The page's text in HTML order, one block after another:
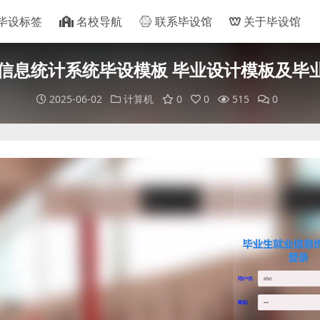
设标签 名校导航 联系毕设馆 关于毕设馆
息统计系统毕设模板 毕业设计模板及毕
2025-06-02 计算机 0 0 515 0